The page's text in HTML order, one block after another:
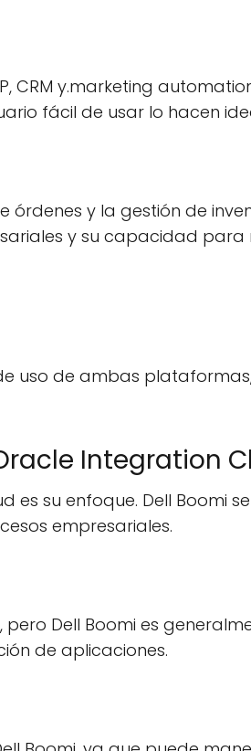
CRM y.marketing
fácil de usar lo hacen
y la gestión de
y su capacidad
uso de ambas
Integration
es su enfoque. Dell Boomi
empresariales.
Dell Boomi es
de aplicaciones.